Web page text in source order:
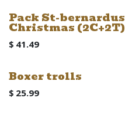
Pack St-bernardus
Christmas (2C+2T)
$ 41.49
Boxer trolls
$ 25.99